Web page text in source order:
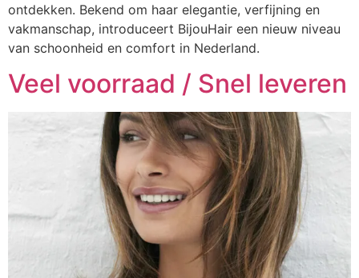
ontdekken. Bekend om haar elegantie, verfijning en
vakmanschap, introduceert BijouHair een nieuw niveau
van schoonheid en comfort in Nederland.
Veel voorraad / Snel leveren